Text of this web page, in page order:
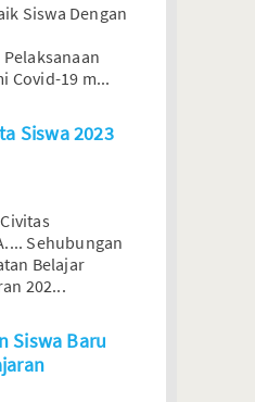
Siswa Dengan
Covid-19 m...
Siswa 2023
Sehubungan
Belajar
202...
Siswa Baru